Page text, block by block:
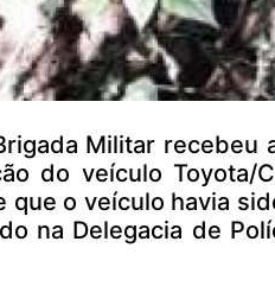
Militar recebeu
do veículo Toyota/
o veículo havia
na Delegacia de